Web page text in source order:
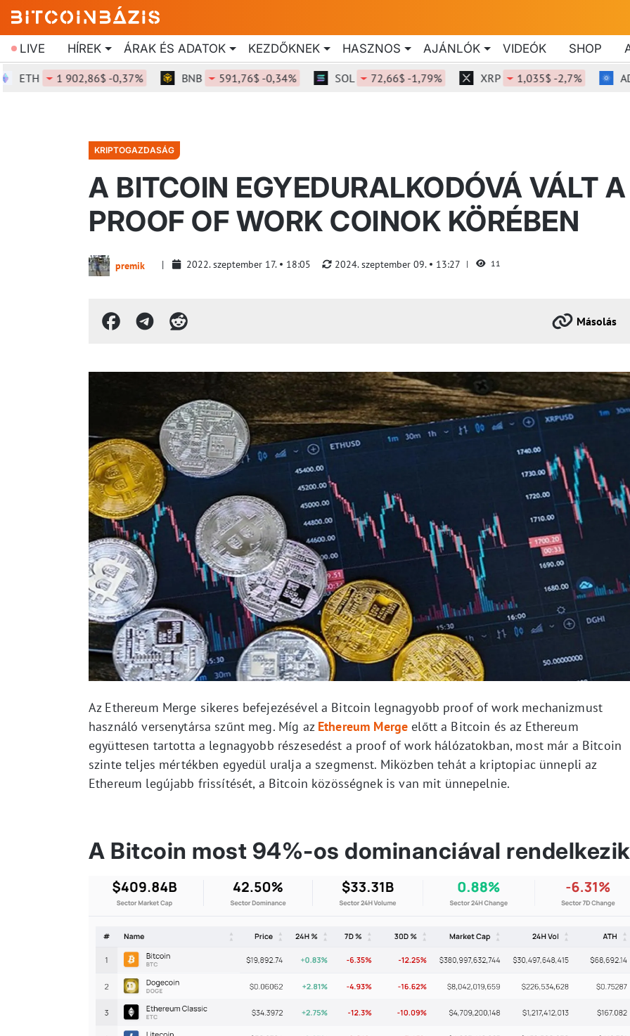
LIVE HÍREK ÁRAK ÉS ADATOK KEZDŐKNEK HASZNOS AJÁNLÓK VIDEÓK SHOP
1 902,86$ -0,37% BNB 591,76$ -0,34% SOL 72,66$ -1,79% XRP 1,035$ -2,7% ADA
KRIPTOGAZDASÁG
A BITCOIN EGYEDURALKODÓVÁ VÁLT A
PROOF OF WORK COINOK KÖRÉBEN
premik 2022. szeptember 17. 18:05 2024. szeptember 09. 13:27 11
Másolás
Az Ethereum Merge sikeres befejezésével a Bitcoin legnagyobb proof of work mechanizmust
használó versenytársa szűnt meg. Míg az Ethereum Merge előtt a Bitcoin és az Ethereum
együttesen tartotta a legnagyobb részesedést a proof of work hálózatokban, most már a Bitcoin
szinte teljes mértékben egyedül uralja a szegmenst. Miközben tehát a kriptopiac ünnepli az
Ethereum legújabb frissítését, a Bitcoin közösségnek is van mit ünnepelnie.
A Bitcoin most 94%-os dominanciával rendelkezik